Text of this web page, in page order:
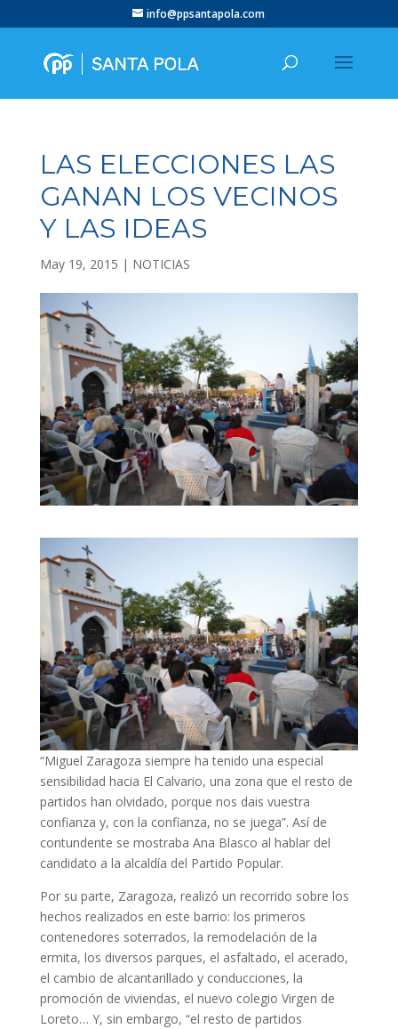
info@ppsantapola.com
LAS ELECCIONES LAS
GANAN LOS VECINOS
Y LAS IDEAS
May 19, 2015 | NOTICIAS
“Miguel Zaragoza siempre ha tenido una especial
sensibilidad hacia El Calvario, una zona que el resto de
partidos han olvidado, porque nos dais vuestra
confianza y, con la confianza, no se juega”. Así de
contundente se mostraba Ana Blasco al hablar del
candidato a la alcaldía del Partido Popular.
Por su parte, Zaragoza, realizó un recorrido sobre los
hechos realizados en este barrio: los primeros
contenedores soterrados, la remodelación de la
ermita, los diversos parques, el asfaltado, el acerado,
el cambio de alcantarillado y conducciones, la
promoción de viviendas, el nuevo colegio Virgen de
Loreto… Y, sin embargo, “el resto de partidos